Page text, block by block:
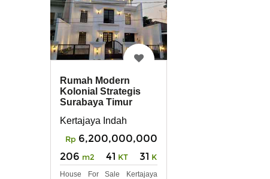
Rumah Modern
Kolonial Strategis
Surabaya Timur
Kertajaya Indah
Rp 6,200,000,000
206 m2 41 KT 31 KM
House For Sale Kertajaya